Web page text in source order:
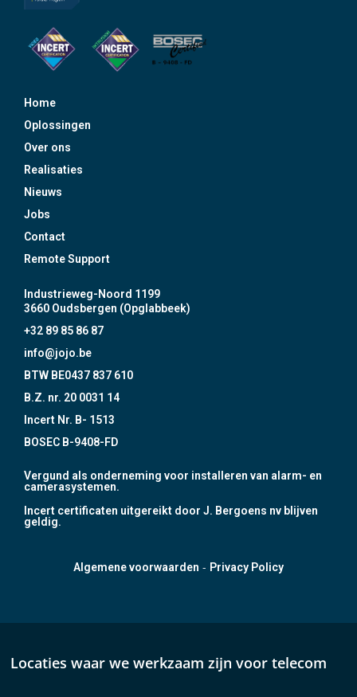
Home
Oplossingen
Over ons
Realisaties
Nieuws
Jobs
Contact
Remote Support
Industrieweg-Noord 1199
3660 Oudsbergen (Opglabbeek)
+32 89 85 86 87
info@jojo.be
BTW BE0437 837 610
B.Z. nr. 20 0031 14
Incert Nr. B- 1513
BOSEC B-9408-FD
Vergund als onderneming voor installeren van alarm- en
camerasystemen.
Incert certificaten uitgereikt door J. Bergoens nv blijven
geldig.
Algemene voorwaarden - Privacy Policy
Locaties waar we werkzaam zijn voor telecom